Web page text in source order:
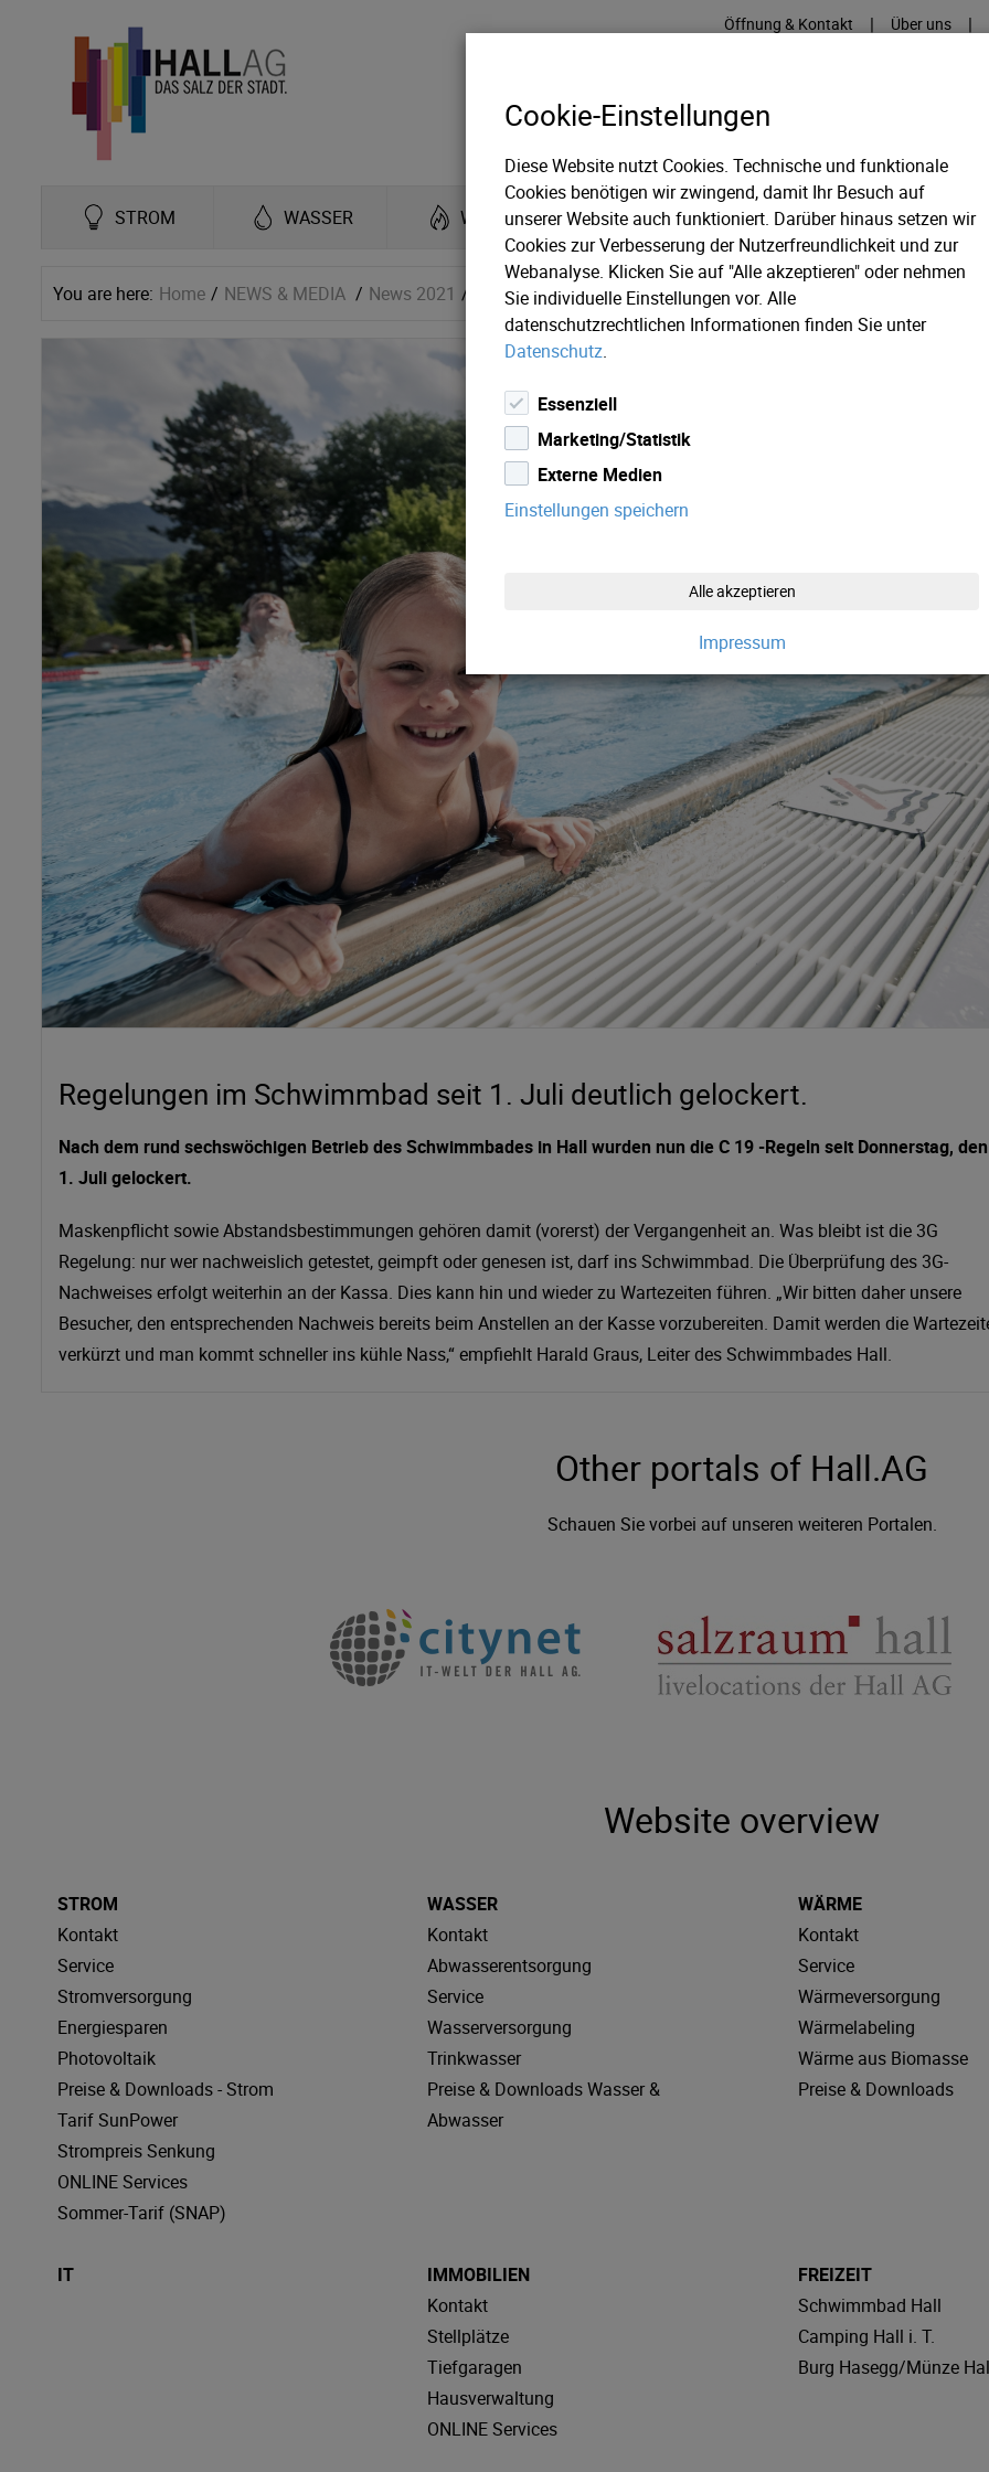
Öffnung & Kontakt | Über uns |
STROM WASSER WÄRME KÄLTE IT
You are here: Home NEWS & MEDIA News 2021 Regelungen im Schwimmbad seit 1. Juli deutlich gelockert.
Regelungen im Schwimmbad seit 1. Juli deutlich gelockert.
Nach dem rund sechswöchigen Betrieb des Schwimmbades in Hall wurden nun die C 19 -Regeln seit Donnerstag, den
1. Juli gelockert.
Maskenpflicht sowie Abstandsbestimmungen gehören damit (vorerst) der Vergangenheit an. Was bleibt ist die 3G
Regelung: nur wer nachweislich getestet, geimpft oder genesen ist, darf ins Schwimmbad. Die Überprüfung des 3G-
Nachweises erfolgt weiterhin an der Kassa. Dies kann hin und wieder zu Wartezeiten führen. „Wir bitten daher unsere
Besucher, den entsprechenden Nachweis bereits beim Anstellen an der Kasse vorzubereiten. Damit werden die
verkürzt und man kommt schneller ins kühle Nass,“ empfiehlt Harald Graus, Leiter des Schwimmbades Hall.
Other portals of Hall.AG
Schauen Sie vorbei auf unseren weiteren Portalen.
Website overview
STROM
Kontakt
Service
Stromversorgung
Energiesparen
Photovoltaik
Preise & Downloads - Strom
Tarif SunPower
Strompreis Senkung
ONLINE Services
Sommer-Tarif (SNAP)
WASSER
Kontakt
Abwasserentsorgung
Service
Wasserversorgung
Trinkwasser
Preise & Downloads Wasser &
Abwasser
WÄRME
Kontakt
Service
Wärmeversorgung
Wärmelabeling
Wärme aus Biomasse
Preise & Downloads
IT
IMMOBILIEN
Kontakt
Stellplätze
Tiefgaragen
Hausverwaltung
ONLINE Services
FREIZEIT
Schwimmbad Hall
Camping Hall i. T.
Burg Hasegg/Münze
Cookie-Einstellungen
Diese Website nutzt Cookies. Technische und funktionale
Cookies benötigen wir zwingend, damit Ihr Besuch auf
unserer Website auch funktioniert. Darüber hinaus setzen wir
Cookies zur Verbesserung der Nutzerfreundlichkeit und zur
Webanalyse. Klicken Sie auf "Alle akzeptieren" oder nehmen
Sie individuelle Einstellungen vor. Alle
datenschutzrechtlichen Informationen finden Sie unter
Datenschutz.
Essenziell
Marketing/Statistik
Externe Medien
Einstellungen speichern
Alle akzeptieren
Impressum